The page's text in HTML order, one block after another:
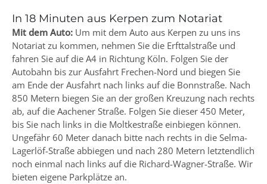
In 18 Minuten aus Kerpen zum Notariat
Mit dem Auto: Um mit dem Auto aus Kerpen zu uns ins
Notariat zu kommen, nehmen Sie die Erfttalstraße und
fahren Sie auf die A4 in Richtung Köln. Folgen Sie der
Autobahn bis zur Ausfahrt Frechen-Nord und biegen Sie
am Ende der Ausfahrt nach links auf die Bonnstraße. Nach
850 Metern biegen Sie an der großen Kreuzung nach rechts
ab, auf die Aachener Straße. Folgen Sie dieser 450 Meter,
bis Sie nach links in die Moltkestraße einbiegen können.
Ungefähr 60 Meter danach bitte nach rechts in die Selma-
Lagerlöf-Straße abbiegen und nach 280 Metern letztendlich
noch einmal nach links auf die Richard-Wagner-Straße. Wir
bieten eigene Parkplätze an.